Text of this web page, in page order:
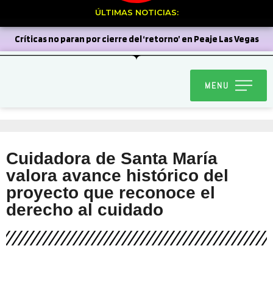
ÚLTIMAS NOTICIAS:
Críticas no paran por cierre del ‘retorno’ en Peaje Las Vegas
El 14 de agosto en el Liceo de Hombres será el 8º Torneo
Club de natación cuestiona
detenidos dejó masiva Ronda Impacto En San Esteban
destacan veredicto condenatorio por caso Limpiafosas
San Felipe debutó como sede del Mundial de Vóleibol
Femenino U17 con gran presencia de hinchas
MENU
Cuidadora de Santa María
valora avance histórico del
proyecto que reconoce el
derecho al cuidado